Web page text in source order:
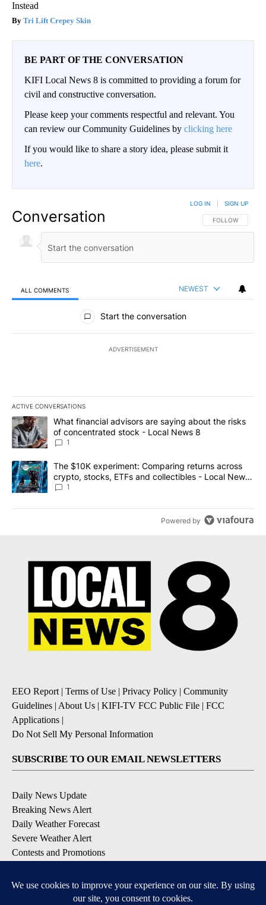
Instead
Tri Lift Crepey Skin
BE PART OF THE CONVERSATION
KIFI Local News 8 is committed to providing a forum for
civil and constructive conversation.
Please keep your comments respectful and relevant. You
can review our Community Guidelines by clicking here
If you would like to share a story idea, please submit it
here.
Conversation FOLLOW THIS
FOLLOW
LOG IN SIGN UP
ALL COMMENTS NEWEST
All Comments
Start the conversation
ADVERTISEMENT
ACTIVE CONVERSATIONS
The following is a list of the most commented articles in the last
A trending article titled "What financial advisors are saying
What financial advisors are saying about the risks
of concentrated stock - Local News 8
1
A trending article titled "The $10K experiment: Comparing
The $10K experiment: Comparing returns across
crypto, stocks, ETFs and collectibles - Local News
8
1
Powered by
EEO Report | Terms of Use | Privacy Policy | Community
Guidelines | About Us | KIFI-TV FCC Public File | FCC
Applications |
Do Not Sell My Personal Information
SUBSCRIBE TO OUR EMAIL NEWSLETTERS
Daily News Update
Breaking News Alert
Daily Weather Forecast
Severe Weather Alert
Contests and Promotions